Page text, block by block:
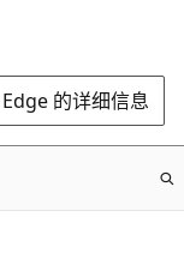
的详细信息